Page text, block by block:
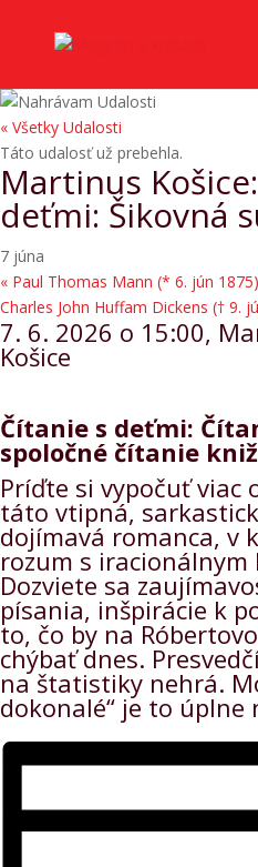
« Všetky Udalosti
Táto udalosť už prebehla.
Martinus
deťmi: Šikovná
7 júna
« Paul Thomas Mann (* 6. jún 1875)
Charles John Huffam Dickens († 9.
7. 6. 2026 o 15:00,
Košice
Čítanie s deťmi:
spoločné čítanie
Príďte si vypočuť viac
táto vtipná,
dojímavá romanca, v
rozum s
Dozviete sa
písania, inšpirácie k
to, čo by na
chýbať dnes.
na štatistiky nehrá.
dokonalé“ je to úplne